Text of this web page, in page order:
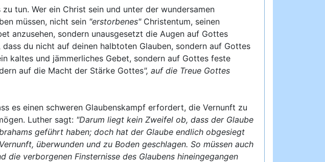
tun. Wer ein Christ sein und unter der wundersamen
müssen, nicht sein "erstorbenes"Christentum, seinen
anzusehen, sondern unausgesetzt die Augen auf Gottes
du nicht auf deinen halbtoten Glauben, sondern auf Gottes
kaltes und jämmerliches Gebet, sondern auf Gottes feste
auf die Macht der Stärke Gottes", auf die Treue Gottes
es einen schweren Glaubenskampf erfordert, die Vernunft zu
Luther sagt: "Darum liegt kein Zweifel ob, dass der Glaube
geführt haben; doch hat der Glaube endlich obgesiegt
überwunden und zu Boden geschlagen. So müssen auch
die verborgenen Finsternisse des Glaubens hineingegangen